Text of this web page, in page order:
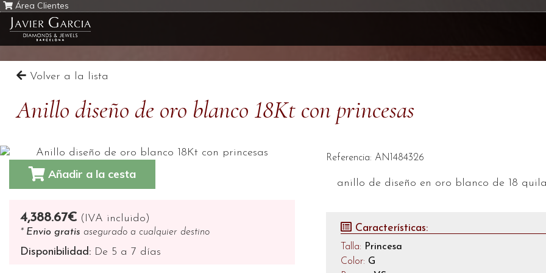
Área Clientes
Volver a la lista
Anillo diseño de oro blanco 18Kt con princesas
Añadir a la cesta
4,388.67€(IVA incluido)
* Envio gratis asegurado a cualquier destino
Disponibilidad:De 5 a 7 días
Referencia: AN1484326
anillo de diseño en oro blanco de 18
Características:
Talla: Princesa
Color: G